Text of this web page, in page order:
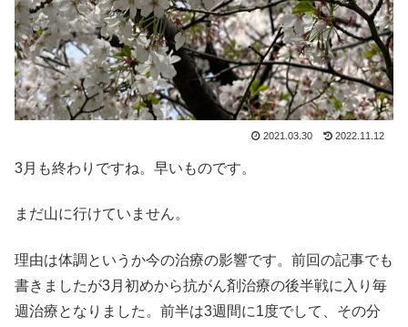
2021.03.30 2022.11.12
3月も終わりですね。早いものです。
まだ山に行けていません。
理由は体調というか今の治療の影響です。前回の記事でも
書きましたが3月初めから抗がん剤治療の後半戦に入り毎
週治療となりました。前半は3週間に1度でして、その分